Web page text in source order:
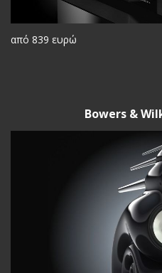
από 839 ευρώ
Bowers &